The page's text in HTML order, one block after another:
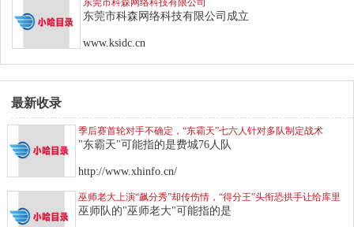
东莞市科森网络科技有限公司成立
www.ksidc.cn
最新收录
季后赛首轮对手不确定，“东霸天”七六人针对多队制定战术
"东霸天"可能指的是费城76人队
http://www.xhinfo.cn/
巫师老大上演“飙分秀”却传伤情，“得分王”头衔恐拱手让给库里
巫师队的"巫师老大"可能指的是